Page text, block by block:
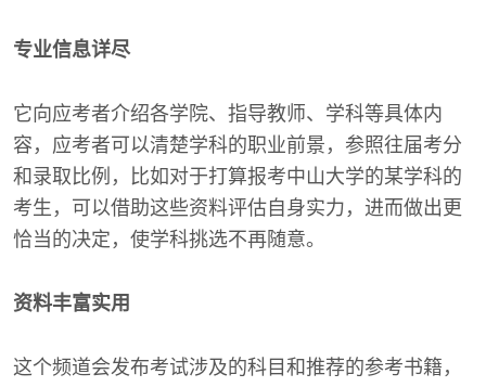
专业信息详尽
它向应考者介绍各学院、指导教师、学科等具体内
容，应考者可以清楚学科的职业前景，参照往届考分
和录取比例，比如对于打算报考中山大学的某学科的
考生，可以借助这些资料评估自身实力，进而做出更
恰当的决定，使学科挑选不再随意。
资料丰富实用
这个频道会发布考试涉及的科目和推荐的参考书籍，